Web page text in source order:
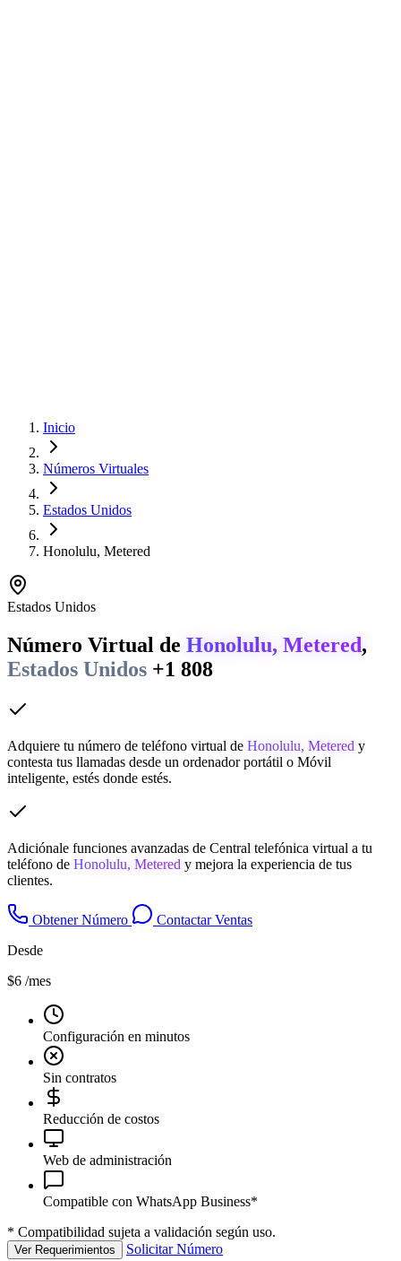
Inicio
Números Virtuales
Estados Unidos
Honolulu, Metered
Estados Unidos
Número Virtual de Honolulu, Metered,
Estados Unidos +1 808
Adquiere tu número de teléfono virtual de Honolulu, Metered y
contesta tus llamadas desde un ordenador portátil o Móvil
inteligente, estés donde estés.
Adiciónale funciones avanzadas de Central telefónica virtual a tu
teléfono de Honolulu, Metered y mejora la experiencia de tus
clientes.
Obtener Número
Contactar Ventas
Desde
$6 /mes
Configuración en minutos
Sin contratos
Reducción de costos
Web de administración
Compatible con WhatsApp Business*
* Compatibilidad sujeta a validación según uso.
Ver Requerimientos Solicitar Número